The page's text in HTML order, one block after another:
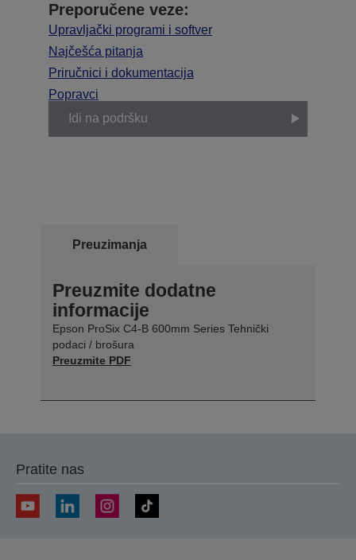
Preporučene veze:
Upravljački programi i softver
Najčešća pitanja
Priručnici i dokumentacija
Popravci
Idi na podršku
Preuzimanja
Preuzmite dodatne
informacije
Epson ProSix C4-B 600mm Series Tehnički
podaci / brošura
Preuzmite PDF
Pratite nas